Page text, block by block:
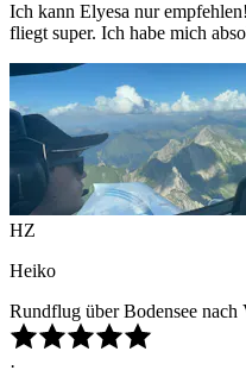
Ich kann Elyesa nur
fliegt super. Ich habe mich
HZ
Heiko
Rundflug über Bodensee nach
·